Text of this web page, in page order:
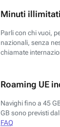
Minuti illimitati
Parli con chi vuoi,
nazionali, senza
chiamate
Roaming UE
Navighi fino a 45
GB sono previsti
FAQ